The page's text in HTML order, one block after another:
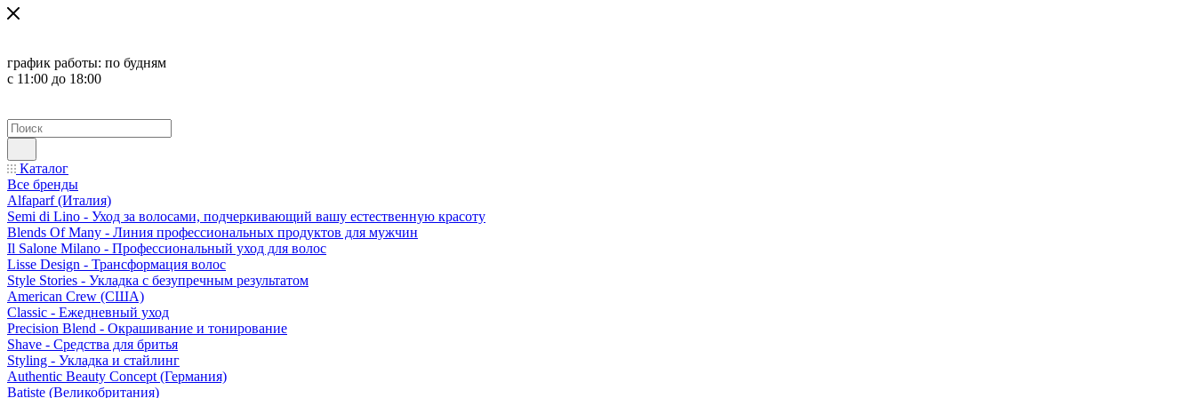
график работы: по будням
с 11:00 до 18:00
Каталог
Все бренды
Alfaparf (Италия)
Semi di Lino - Уход за волосами, подчеркивающий вашу естественную красоту
Blends Of Many - Линия профессиональных продуктов для мужчин
Il Salone Milano - Профессиональный уход для волос
Lisse Design - Трансформация волос
Style Stories - Укладка с безупречным результатом
American Crew (США)
Classic - Ежедневный уход
Precision Blend - Окрашивание и тонирование
Shave - Средства для бритья
Styling - Укладка и стайлинг
Authentic Beauty Concept (Германия)
Batiste (Великобритания)